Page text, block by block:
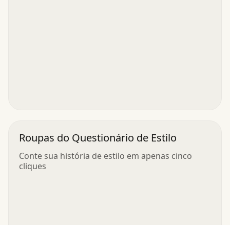
Roupas do Questionário de Estilo
Conte sua história de estilo em apenas cinco
cliques